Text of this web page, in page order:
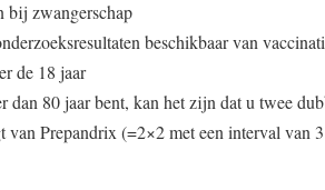
bij zwangerschap
beschikbaar van
de 18 jaar
dan 80 jaar bent, kan het zijn dat u twee
van Prepandrix (=2×2 met een interval van 3